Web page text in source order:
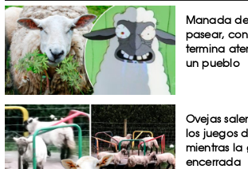
Manada
pasear,
termina
un pueblo
Ovejas
los juegos
mientras la
encerrada